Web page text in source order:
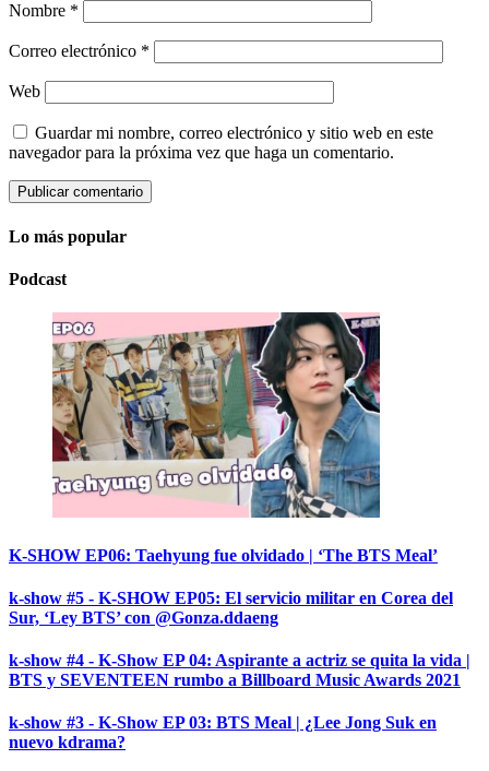
Nombre *
Correo electrónico *
Web
Guardar mi nombre, correo electrónico y sitio web en este
navegador para la próxima vez que haga un comentario.
Lo más popular
Podcast
K-SHOW EP06: Taehyung fue olvidado | ‘The BTS Meal’
k-show #5 - K-SHOW EP05: El servicio militar en Corea del
Sur, ‘Ley BTS’ con @Gonza.ddaeng
k-show #4 - K-Show EP 04: Aspirante a actriz se quita la vida |
BTS y SEVENTEEN rumbo a Billboard Music Awards 2021
k-show #3 - K-Show EP 03: BTS Meal | ¿Lee Jong Suk en
nuevo kdrama?